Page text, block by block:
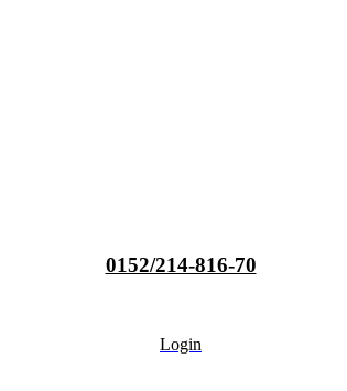
0152/214-816-70
Login